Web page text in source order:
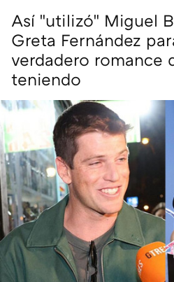
Así "utilizó" Miguel
Greta Fernández
verdadero romance
teniendo